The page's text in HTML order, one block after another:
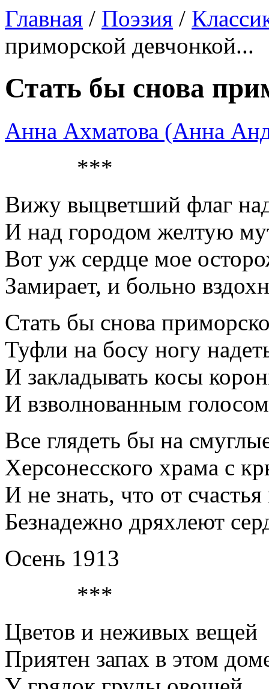
Главная / Поэзия /
приморской девчонкой...
Стать бы снова
Анна Ахматова (Анна
***
Вижу выцветший флаг
И над городом желтую
Вот уж сердце мое
Замирает, и больно
Стать бы снова
Туфли на босу ногу
И закладывать косы
И взволнованным
Все глядеть бы на
Херсонесского храма с
И не знать, что от
Безнадежно дряхлеют
Осень 1913
***
Цветов и неживых вещей
Приятен запах в этом